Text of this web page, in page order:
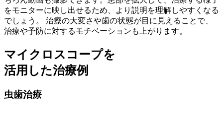
をモニターに映し出せるため、より説明を理解しやすくなる
でしょう。 治療の大変さや歯の状態が目に見えることで、
治療や予防に対するモチベーションも上がります。
マイクロスコープを
活用した治療例
虫歯治療